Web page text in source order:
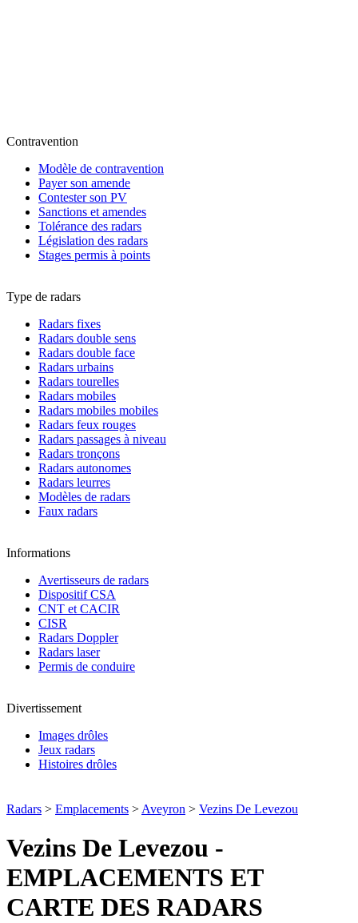
Contravention
Modèle de contravention
Payer son amende
Contester son PV
Sanctions et amendes
Tolérance des radars
Législation des radars
Stages permis à points
Type de radars
Radars fixes
Radars double sens
Radars double face
Radars urbains
Radars tourelles
Radars mobiles
Radars mobiles mobiles
Radars feux rouges
Radars passages à niveau
Radars tronçons
Radars autonomes
Radars leurres
Modèles de radars
Faux radars
Informations
Avertisseurs de radars
Dispositif CSA
CNT et CACIR
CISR
Radars Doppler
Radars laser
Permis de conduire
Divertissement
Images drôles
Jeux radars
Histoires drôles
Radars > Emplacements > Aveyron > Vezins De Levezou
Vezins De Levezou -
EMPLACEMENTS ET
CARTE DES RADARS